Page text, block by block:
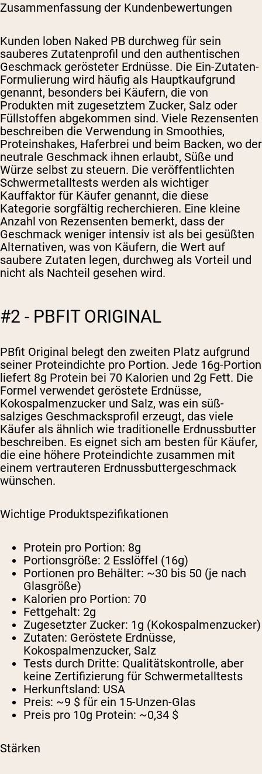
Zusammenfassung der Kundenbewertungen
Kunden loben Naked PB durchweg für sein
sauberes Zutatenprofil und den authentischen
Geschmack gerösteter Erdnüsse. Die Ein-Zutaten-
Formulierung wird häufig als Hauptkaufgrund
genannt, besonders bei Käufern, die von
Produkten mit zugesetztem Zucker, Salz oder
Füllstoffen abgekommen sind. Viele Rezensenten
beschreiben die Verwendung in Smoothies,
Proteinshakes, Haferbrei und beim Backen, wo der
neutrale Geschmack ihnen erlaubt, Süße und
Würze selbst zu steuern. Die veröffentlichten
Schwermetalltests werden als wichtiger
Kauffaktor für Käufer genannt, die diese
Kategorie sorgfältig recherchieren. Eine kleine
Anzahl von Rezensenten bemerkt, dass der
Geschmack weniger intensiv ist als bei gesüßten
Alternativen, was von Käufern, die Wert auf
saubere Zutaten legen, durchweg als Vorteil und
nicht als Nachteil gesehen wird.
#2 - PBFIT ORIGINAL
PBfit Original belegt den zweiten Platz aufgrund
seiner Proteindichte pro Portion. Jede 16g-Portion
liefert 8g Protein bei 70 Kalorien und 2g Fett. Die
Formel verwendet geröstete Erdnüsse,
Kokospalmenzucker und Salz, was ein süß-
salziges Geschmacksprofil erzeugt, das viele
Käufer als ähnlich wie traditionelle Erdnussbutter
beschreiben. Es eignet sich am besten für Käufer,
die eine höhere Proteindichte zusammen mit
einem vertrauteren Erdnussbuttergeschmack
wünschen.
Wichtige Produktspezifikationen
Protein pro Portion: 8g
Portionsgröße: 2 Esslöffel (16g)
Portionen pro Behälter: ~30 bis 50 (je nach
Glasgröße)
Kalorien pro Portion: 70
Fettgehalt: 2g
Zugesetzter Zucker: 1g (Kokospalmenzucker)
Zutaten: Geröstete Erdnüsse,
Kokospalmenzucker, Salz
Tests durch Dritte: Qualitätskontrolle, aber
keine Zertifizierung für Schwermetalltests
Herkunftsland: USA
Preis: ~9 $ für ein 15-Unzen-Glas
Preis pro 10g Protein: ~0,34 $
Stärken